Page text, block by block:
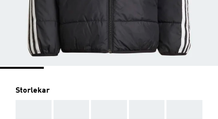
Storlekar